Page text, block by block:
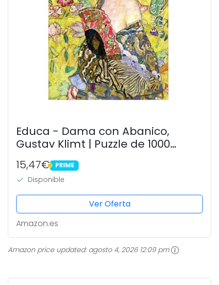
Educa - Dama con Abanico,
Gustav Klimt | Puzzle de 1000
Piezas para Adultos. Medidas: 48 x
68 cm. Incluye Cola Fix Puzzle. A
Partir de 14 años (19932)
15,47€ PRIME
PRIME
Disponible
Ver Oferta
Amazon.es
Amazon price updated: agosto 4, 2026 12:09 pm